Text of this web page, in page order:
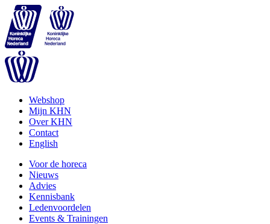
Webshop
Mijn KHN
Over KHN
Contact
English
Voor de horeca
Nieuws
Advies
Kennisbank
Ledenvoordelen
Events & Trainingen